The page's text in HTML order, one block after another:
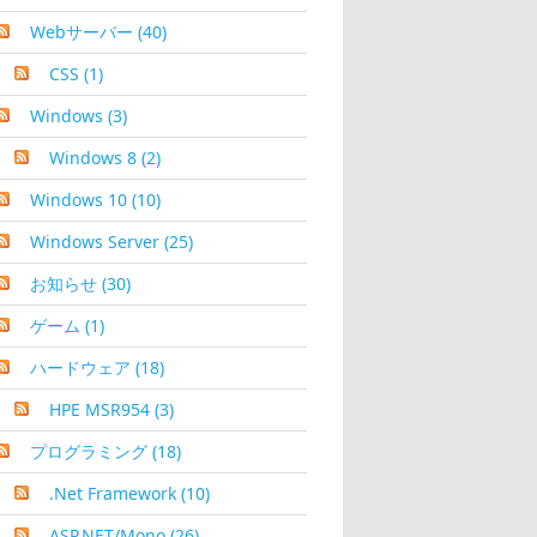
Webサーバー (40)
CSS (1)
Windows (3)
Windows 8 (2)
Windows 10 (10)
Windows Server (25)
お知らせ (30)
ゲーム (1)
ハードウェア (18)
HPE MSR954 (3)
プログラミング (18)
.Net Framework (10)